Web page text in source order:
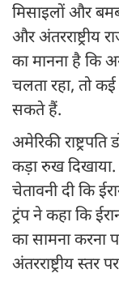
मिसाइलों और
और अंतरराष्ट्रीय
का मानना है कि
चलता रहा, तो
सकते हैं.
अमेरिकी
कड़ा रुख दिखाया.
चेतावनी दी कि
ट्रंप ने कहा कि
का सामना
अंतरराष्ट्रीय स्तर